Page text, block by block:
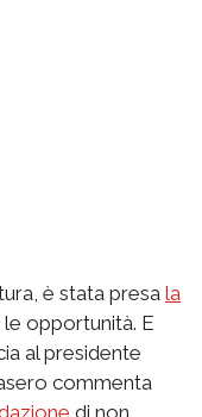
è stata presa la
opportunità. E
al presidente
commenta